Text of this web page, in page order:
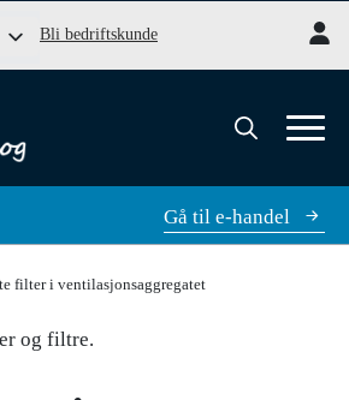
Bli bedriftskunde
Gå til e-handel
filter i ventilasjonsaggregatet